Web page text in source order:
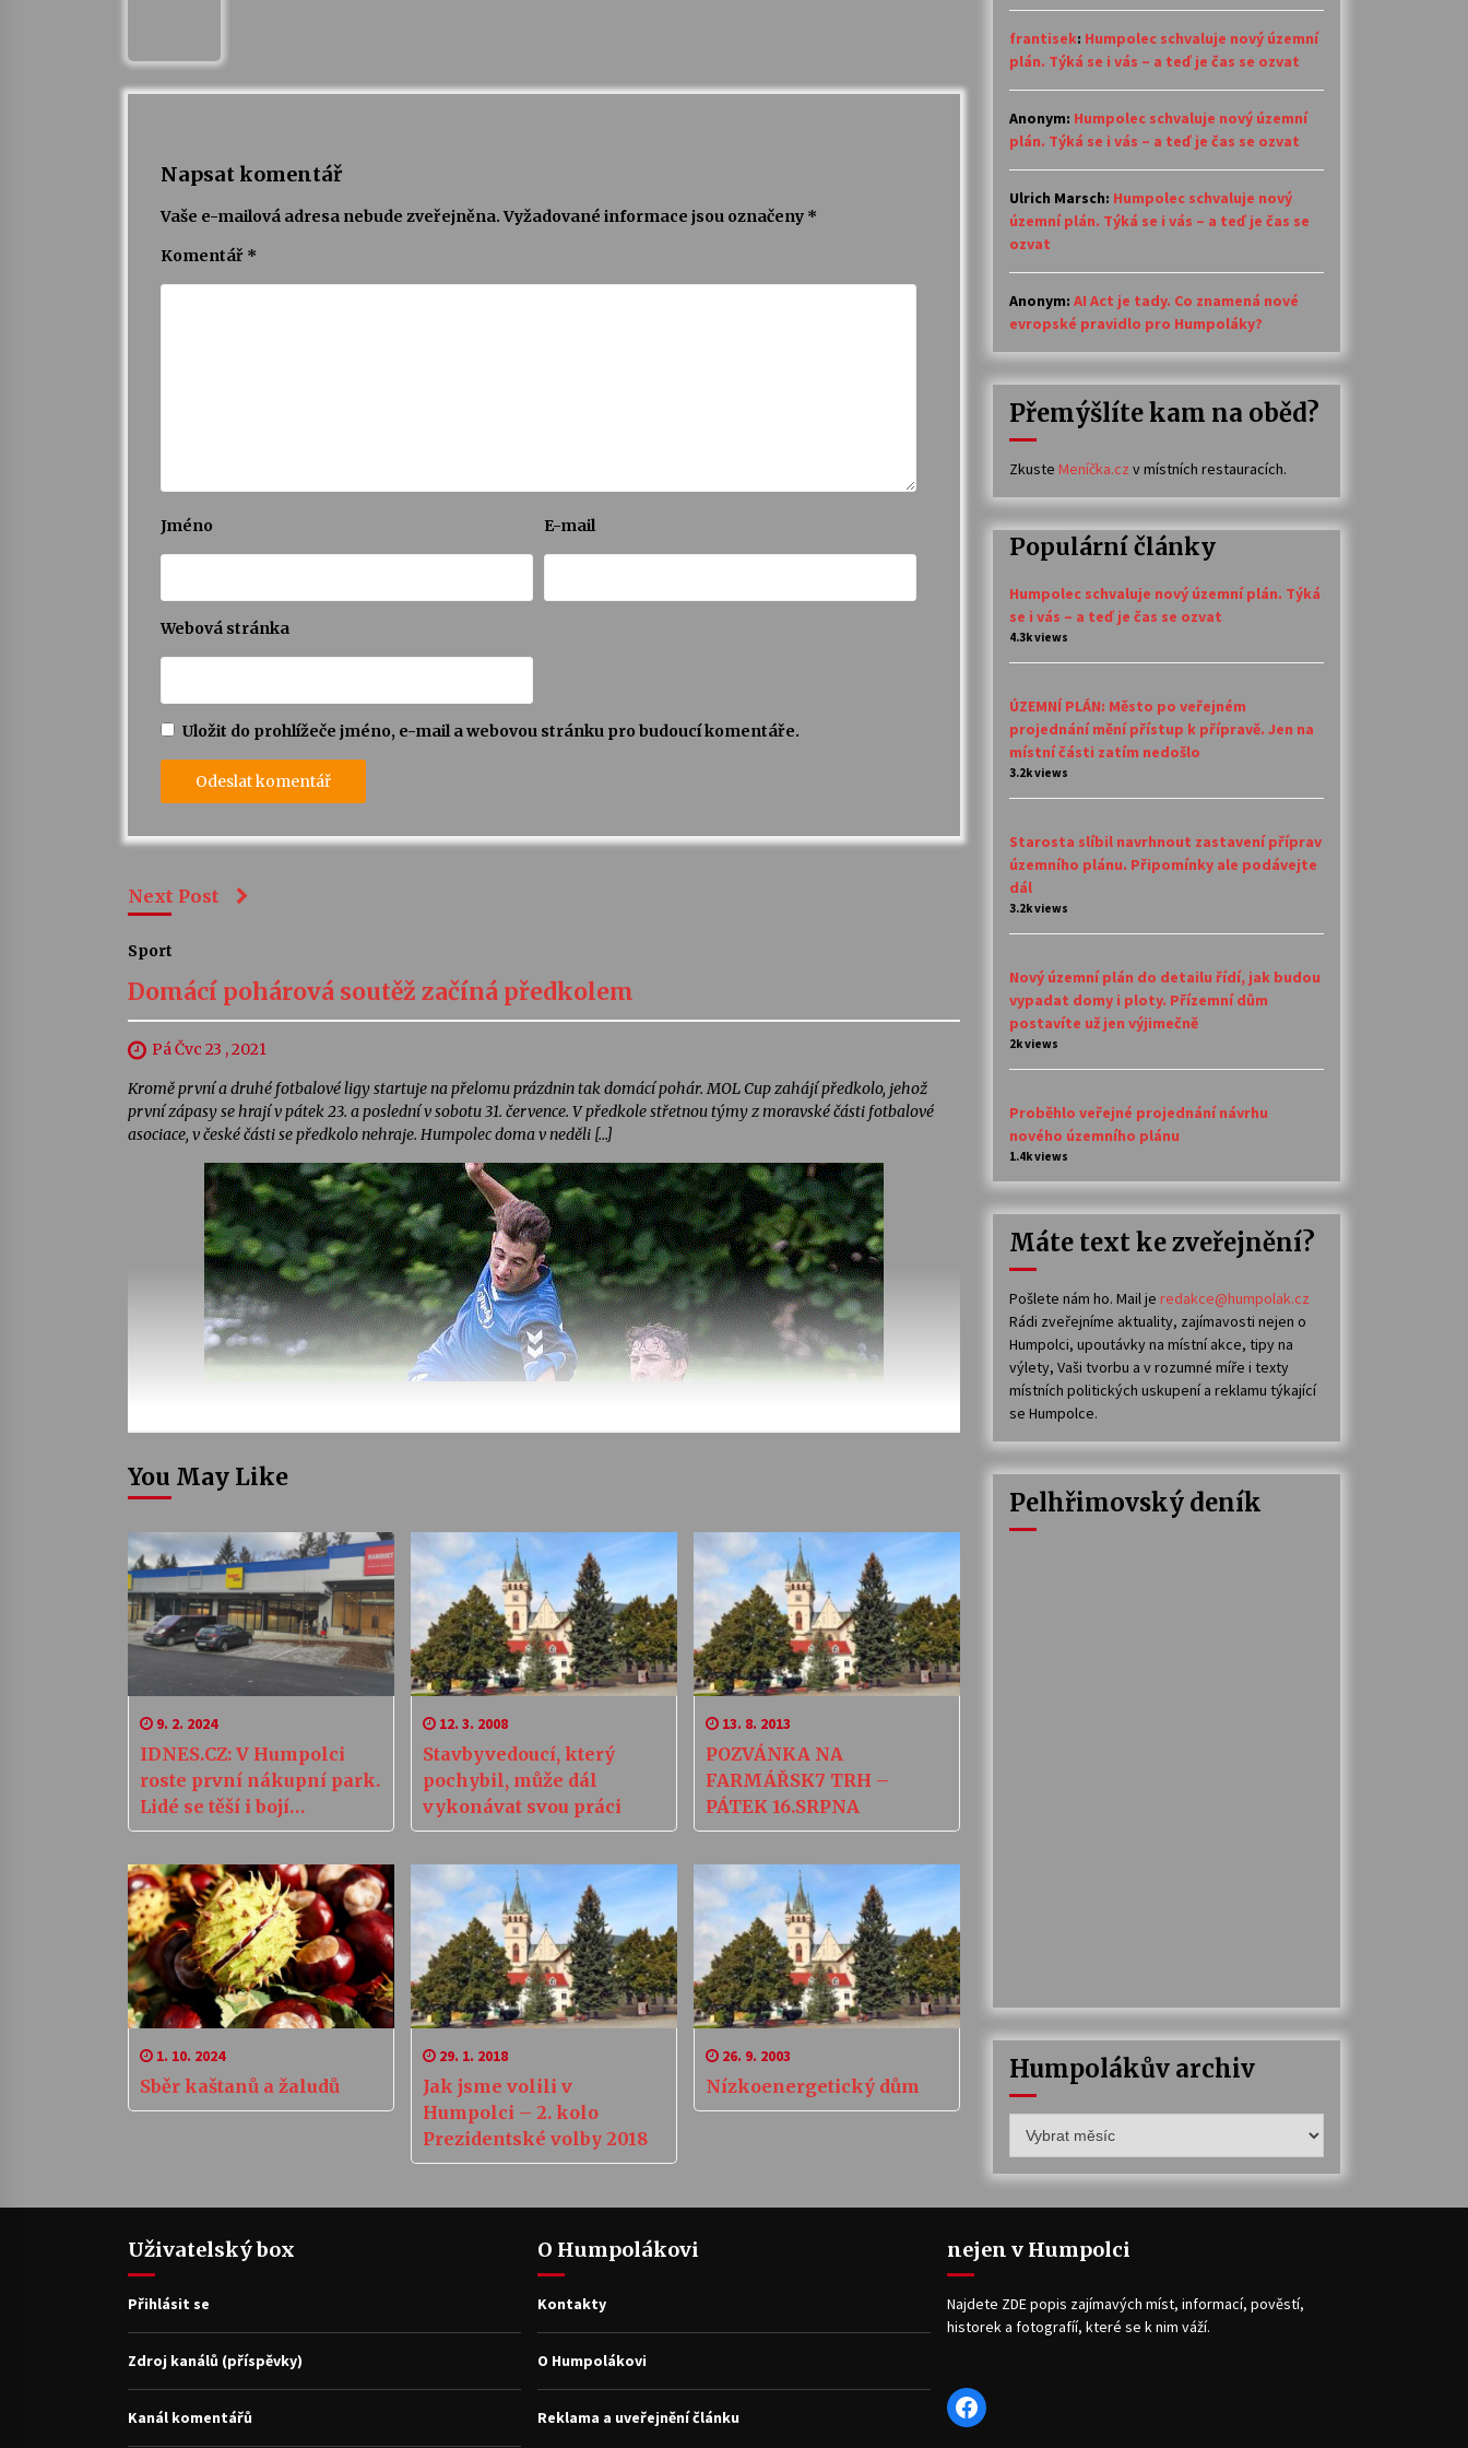
Napsat komentář
Vaše e-mailová adresa nebude zveřejněna. Vyžadované informace jsou označeny *
Komentář *
Jméno E-mail
Webová stránka
Uložit do prohlížeče jméno, e-mail a webovou stránku pro budoucí komentáře.
Next Post
Sport
Domácí pohárová soutěž začíná předkolem
Pá Čvc 23 , 2021
Kromě první a druhé fotbalové ligy startuje na přelomu prázdnin tak domácí pohár. MOL Cup zahájí předkolo, jehož
první zápasy se hrají v pátek 23. a poslední v sobotu 31. července. V předkole střetnou týmy z moravské části fotbalové
asociace, v české části se předkolo nehraje. Humpolec doma v neděli […]
You May Like
9. 2. 2024
IDNES.CZ: V Humpolci
roste první nákupní park.
Lidé se těší i bojí
vylidnění centra
12. 3. 2008
Stavbyvedoucí, který
pochybil, může dál
vykonávat svou práci
13. 8. 2013
POZVÁNKA NA
FARMÁŘSK7 TRH –
PÁTEK 16.SRPNA
1. 10. 2024
Sběr kaštanů a žaludů
29. 1. 2018
Jak jsme volili v
Humpolci – 2. kolo
Prezidentské volby 2018
26. 9. 2003
Nízkoenergetický dům
frantisek: Humpolec schvaluje nový územní
plán. Týká se i vás – a teď je čas se ozvat
Anonym: Humpolec schvaluje nový územní
plán. Týká se i vás – a teď je čas se ozvat
Ulrich Marsch: Humpolec schvaluje nový
územní plán. Týká se i vás – a teď je čas se
ozvat
Anonym: AI Act je tady. Co znamená nové
evropské pravidlo pro Humpoláky?
Přemýšlíte kam na oběd?
Zkuste Meníčka.cz v místních restauracích.
Populární články
Humpolec schvaluje nový územní plán. Týká
se i vás – a teď je čas se ozvat
4.3k views
ÚZEMNÍ PLÁN: Město po veřejném
projednání mění přístup k přípravě. Jen na
místní části zatím nedošlo
3.2k views
Starosta slíbil navrhnout zastavení příprav
územního plánu. Připomínky ale podávejte
dál
3.2k views
Nový územní plán do detailu řídí, jak budou
vypadat domy i ploty. Přízemní dům
postavíte už jen výjimečně
2k views
Proběhlo veřejné projednání návrhu
nového územního plánu
1.4k views
Máte text ke zveřejnění?
Pošlete nám ho. Mail je redakce@humpolak.cz
Rádi zveřejníme aktuality, zajímavosti nejen o
Humpolci, upoutávky na místní akce, tipy na
výlety, Vaši tvorbu a v rozumné míře i texty
místních politických uskupení a reklamu týkající
se Humpolce.
Pelhřimovský deník
Humpolákův archiv
archiv
Uživatelský box
Přihlásit se
Zdroj kanálů (příspěvky)
Kanál komentářů
O Humpolákovi
Kontakty
O Humpolákovi
Reklama a uveřejnění článku
nejen v Humpolci
Najdete ZDE popis zajímavých míst, informací, pověstí,
historek a fotografíí, které se k nim váží.
Facebook